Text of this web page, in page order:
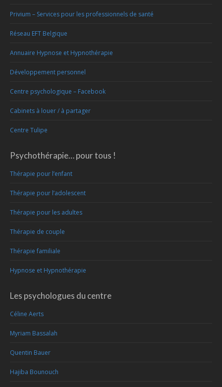
Privium – Services pour les professionnels de santé
Réseau EFT Belgique
Annuaire Hypnose et Hypnothérapie
Développement personnel
Centre psychologique – Facebook
Cabinets à louer / à partager
Centre Tulipe
Psychothérapie… pour tous !
Thérapie pour l’enfant
Thérapie pour l’adolescent
Thérapie pour les adultes
Thérapie de couple
Thérapie familiale
Hypnose et Hypnothérapie
Les psychologues du centre
Céline Aerts
Myriam Bassalah
Quentin Bauer
Hajiba Bounouch